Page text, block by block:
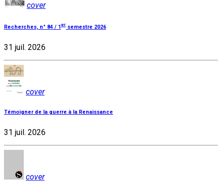
cover
Recherches, n° 84 / 1er semestre 2026
31 juil. 2026
cover
Témoigner de la guerre à la Renaissance
31 juil. 2026
cover